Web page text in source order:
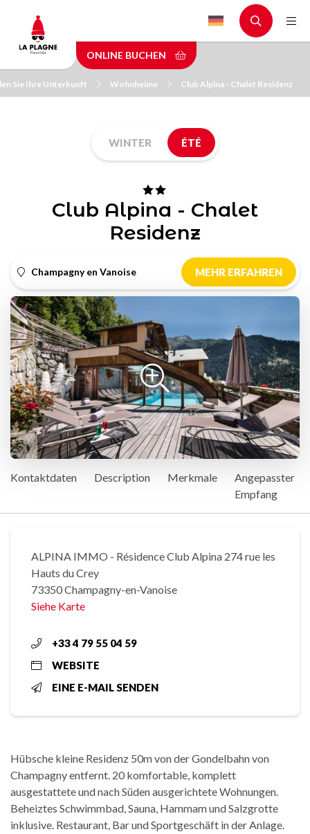
main
content
ONLINE BUCHEN
Sie Ihre Unterkunft Wohnheime Club Alpina - Chalet Residenz
WINTER ÉTÉ
Club Alpina - Chalet
Residenz
Champagny en Vanoise MEHR ERFAHREN
Kontaktdaten Description Merkmale
Angepasster
Empfang
ALPINA IMMO - Résidence Club Alpina 274 rue les
Hauts du Crey
73350 Champagny-en-Vanoise
Siehe Karte
+33 4 79 55 04 59
WEBSITE
EINE E-MAIL SENDEN
Hübsche kleine Residenz 50m von der Gondelbahn von
Champagny entfernt. 20 komfortable, komplett
ausgestattete und nach Süden ausgerichtete Wohnungen.
Beheiztes Schwimmbad, Sauna, Hammam und Salzgrotte
inklusive. Restaurant, Bar und Sportgeschäft in der Anlage.